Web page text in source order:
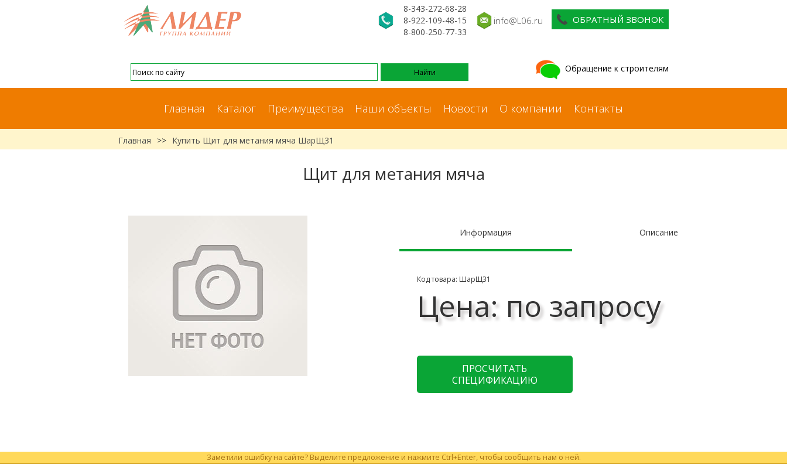
8-343-272-68-28
8-922-109-48-15
8-800-250-77-33
info@L06.ru ОБРАТНЫЙ ЗВОНОК
Обращение к строителям
Главная Каталог Преимущества Наши объекты Новости О компании Контакты
Главная >> Купить Щит для метания мяча ШарЩ31
Щит для метания мяча
Информация Описание
Код товара: ШарЩ31
Цена: по запросу
ПРОСЧИТАТЬ
СПЕЦИФИКАЦИЮ
Заметили ошибку на сайте? Выделите предложение и нажмите Ctrl+Enter, чтобы сообщить нам о ней.